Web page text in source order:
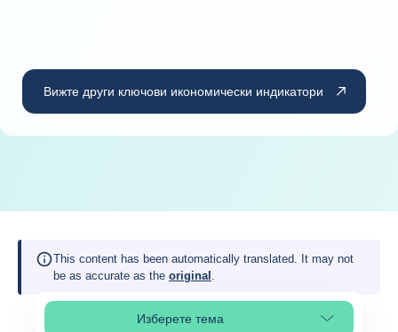
Вижте други ключови икономически индикатори
This content has been automatically translated. It may not
be as accurate as the original .
Изберете темаИзберете раздел в страницата